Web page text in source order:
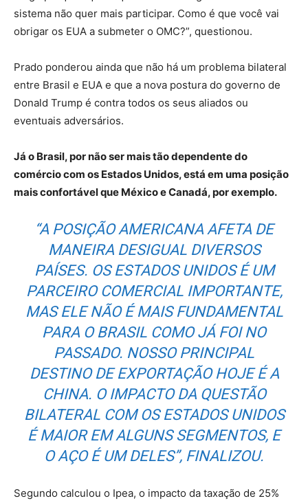
sistema não quer mais participar. Como é que você vai
obrigar os EUA a submeter o OMC?”, questionou.
Prado ponderou ainda que não há um problema bilateral
entre Brasil e EUA e que a nova postura do governo de
Donald Trump é contra todos os seus aliados ou
eventuais adversários.
Já o Brasil, por não ser mais tão dependente do
comércio com os Estados Unidos, está em uma posição
mais confortável que México e Canadá, por exemplo.
“A POSIÇÃO AMERICANA AFETA DE
MANEIRA DESIGUAL DIVERSOS
PAÍSES. OS ESTADOS UNIDOS É UM
PARCEIRO COMERCIAL IMPORTANTE,
MAS ELE NÃO É MAIS FUNDAMENTAL
PARA O BRASIL COMO JÁ FOI NO
PASSADO. NOSSO PRINCIPAL
DESTINO DE EXPORTAÇÃO HOJE É A
CHINA. O IMPACTO DA QUESTÃO
BILATERAL COM OS ESTADOS UNIDOS
É MAIOR EM ALGUNS SEGMENTOS, E
O AÇO É UM DELES”, FINALIZOU.
Segundo calculou o Ipea, o impacto da taxação de 25%